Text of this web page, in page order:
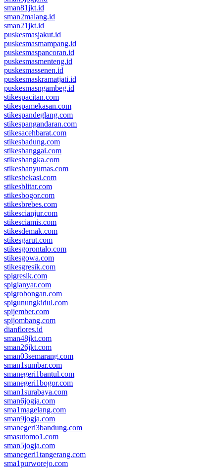
sman81jkt.id
sman2malang.id
sman21jkt.id
puskesmasjakut.id
puskesmasmampang.id
puskesmaspancoran.id
puskesmasmenteng.id
puskesmassenen.id
puskesmaskramatjati.id
puskesmasngambeg.id
stikespacitan.com
stikespamekasan.com
stikespandeglang.com
stikespangandaran.com
stikesacehbarat.com
stikesbadung.com
stikesbanggai.com
stikesbangka.com
stikesbanyumas.com
stikesbekasi.com
stikesblitar.com
stikesbogor.com
stikesbrebes.com
stikescianjur.com
stikesciamis.com
stikesdemak.com
stikesgarut.com
stikesgorontalo.com
stikesgowa.com
stikesgresik.com
spigresik.com
spigianyar.com
spigrobongan.com
spigunungkidul.com
spijember.com
spijombang.com
dianflores.id
sman48jkt.com
sman26jkt.com
sman03semarang.com
sman1sumbar.com
smanegeri1bantul.com
smanegeri1bogor.com
sman1surabaya.com
sman6jogja.com
sma1magelang.com
sman9jogja.com
smanegeri3bandung.com
smasutomo1.com
sman5jogja.com
smanegeri1tangerang.com
sma1purworejo.com